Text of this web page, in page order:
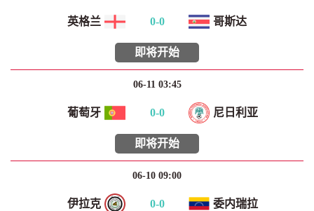
英格兰 0-0 哥斯达
即将开始
06-11 03:45
葡萄牙 0-0 尼日利亚
即将开始
06-10 09:00
伊拉克 0-0 委内瑞拉